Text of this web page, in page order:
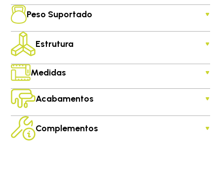
Peso Suportado
Estrutura
Medidas
Acabamentos
Complementos